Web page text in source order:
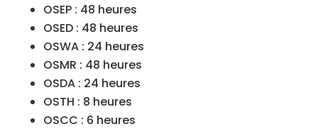
OSEP : 48 heures
OSED : 48 heures
OSWA : 24 heures
OSMR : 48 heures
OSDA : 24 heures
OSTH : 8 heures
OSCC : 6 heures